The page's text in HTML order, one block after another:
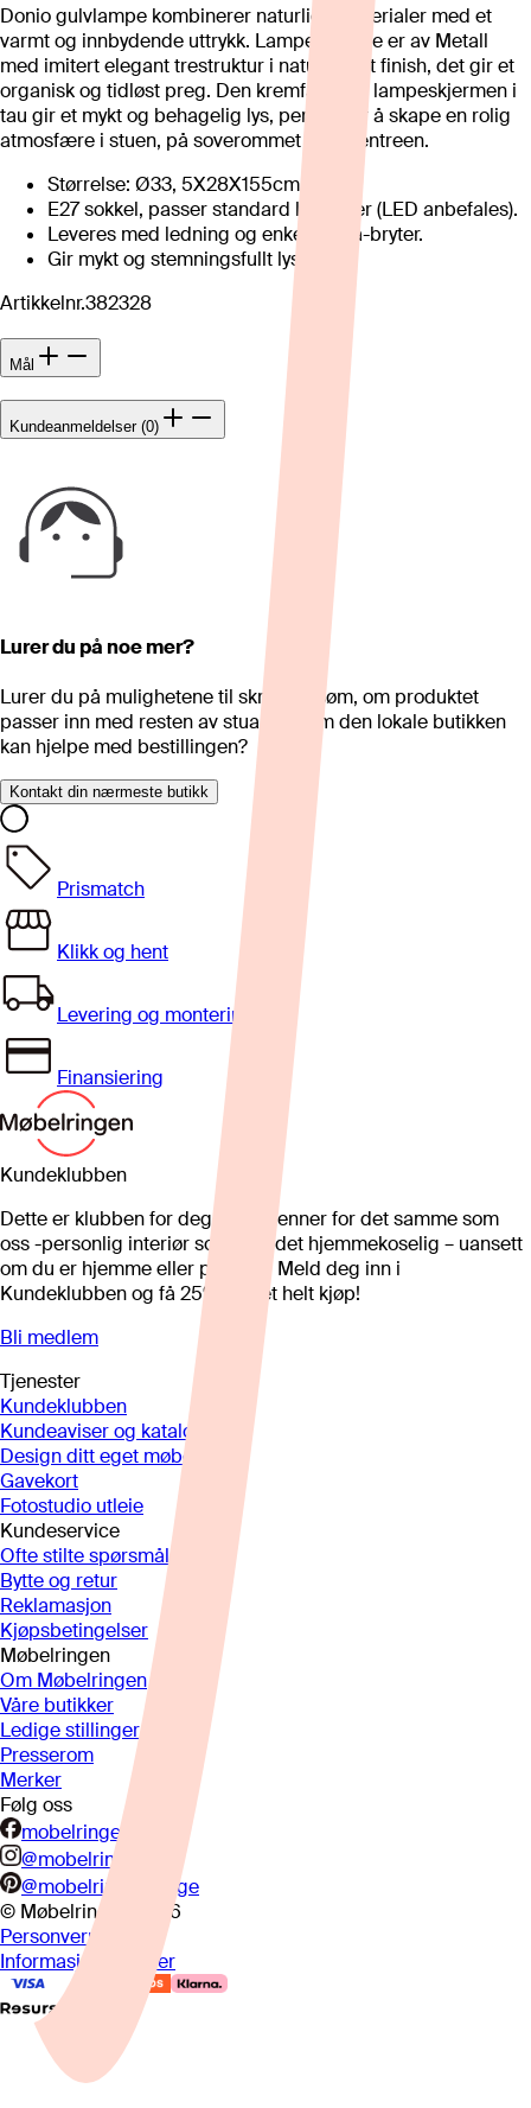
Donio gulvlampe kombinerer naturlige materialer med et
varmt og innbydende uttrykk. Lampens base er av Metall
med imitert elegant trestruktur i naturfarget finish, det gir et
organisk og tidløst preg. Den kremfargede lampeskjermen i
tau gir et mykt og behagelig lys, perfekt for å skape en rolig
atmosfære i stuen, på soverommet eller i entreen.
Størrelse: Ø33, 5X28X155cm.
E27 sokkel, passer standard lyspærer (LED anbefales).
Leveres med ledning og enkel av/på-bryter.
Gir mykt og stemningsfullt lys.
Artikkelnr.382328
Mål
Kundeanmeldelser (0)
Lurer du på noe mer?
Lurer du på mulighetene til skreddersøm, om produktet
passer inn med resten av stua eller om den lokale butikken
kan hjelpe med bestillingen?
Kontakt din nærmeste butikk
Prismatch
Klikk og hent
Levering og montering
Finansiering
Kundeklubben
Dette er klubben for deg som brenner for det samme som
oss -personlig interiør som gjør det hjemmekoselig – uansett
om du er hjemme eller på hytta. Meld deg inn i
Kundeklubben og få 25%* på et helt kjøp!
Bli medlem
Tjenester
Kundeklubben
Kundeaviser og kataloger
Design ditt eget møbel
Gavekort
Fotostudio utleie
Kundeservice
Ofte stilte spørsmål
Bytte og retur
Reklamasjon
Kjøpsbetingelser
Møbelringen
Om Møbelringen
Våre butikker
Ledige stillinger
Presserom
Merker
Følg oss
mobelringen.no
@mobelringen
@mobelringennorge
© Møbelringen
2026
Personvern
Informasjonskapsler